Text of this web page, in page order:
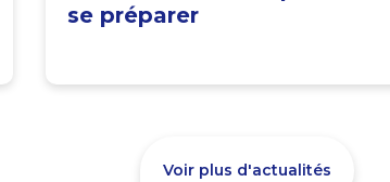
se préparer
Voir plus d'actualités